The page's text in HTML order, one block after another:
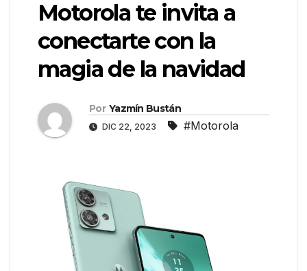
Motorola te invita a
conectarte con la
magia de la navidad
Por Yazmín Bustán
DIC 22, 2023 #Motorola